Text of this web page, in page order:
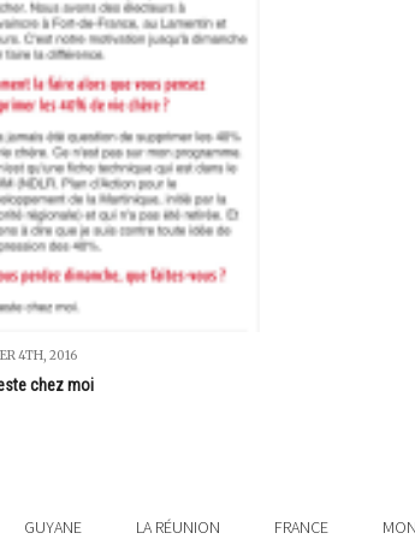
4TH, 2016
chez moi
GUYANE LA RÉUNION FRANCE